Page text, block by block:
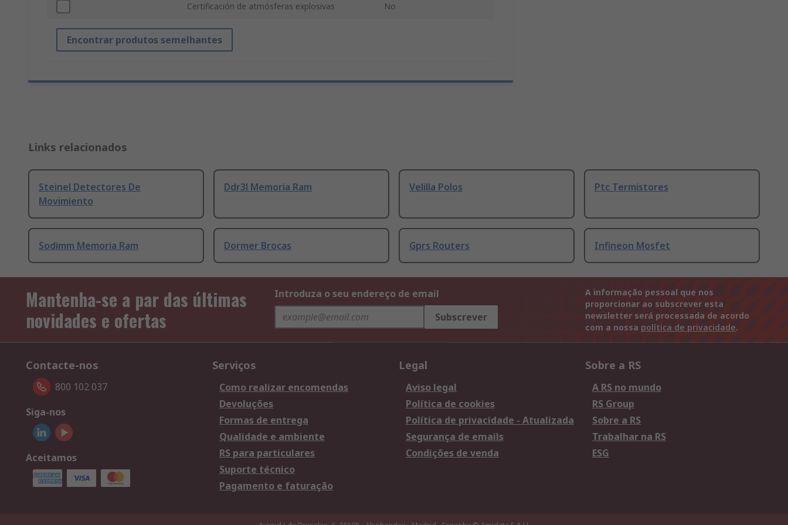
Certificación de atmósferas explosivas No
Encontrar produtos semelhantes
Links relacionados
Steinel Detectores De
Movimiento
Ddr3l Memoria Ram Velilla Polos Ptc Termistores
Sodimm Memoria Ram Dormer Brocas Gprs Routers Infineon Mosfet
Mantenha-se a par das últimas
novidades e ofertas
Introduza o seu endereço de email
Subscrever
A informação pessoal que nos
proporcionar ao subscrever esta
newsletter será processada de acordo
com a nossa política de privacidade.
Contacte-nos
800 102 037
Siga-nos
Aceitamos
Serviços
Como realizar encomendas
Devoluções
Formas de entrega
Qualidade e ambiente
RS para particulares
Suporte técnico
Pagamento e faturação
Legal
Aviso legal
Política de cookies
Política de privacidade - Atualizada
Segurança de emails
Condições de venda
Sobre a RS
A RS no mundo
RS Group
Sobre a RS
Trabalhar na RS
ESG